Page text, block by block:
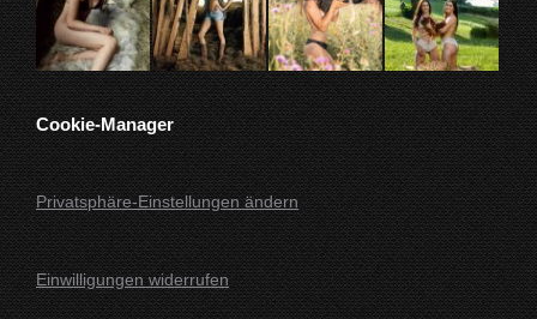
Cookie-Manager
Privatsphäre-Einstellungen ändern
Einwilligungen widerrufen